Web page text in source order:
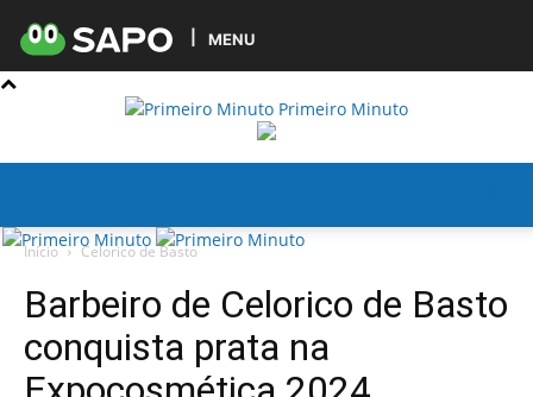
MENU
Primeiro Minuto
Início Celorico de Basto
Barbeiro de Celorico de Basto
conquista prata na